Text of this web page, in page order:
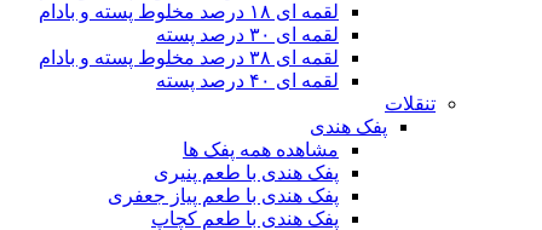
لقمه ای ۱۸ درصد مخلوط پسته و بادام
لقمه ای ۳۰ درصد پسته
لقمه ای ۳۸ درصد مخلوط پسته و بادام
لقمه ای ۴۰ درصد پسته
تنقلات
پفک هندی
مشاهده همه پفک ها
پفک هندی با طعم پنیری
پفک هندی با طعم پیاز جعفری
پفک هندی با طعم کچاپ